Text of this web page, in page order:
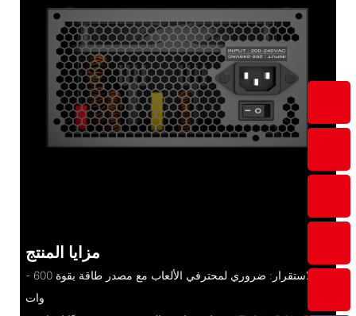
مزايا المنتج
- الاستقرار: ضروري لمحترفي الألعاب مع مصدر طاقة بقوة 600
وات